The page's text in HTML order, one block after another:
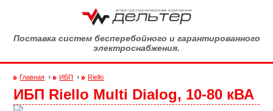
Поставка систем бесперебойного и гарантированного
электроснабжения.
Вы здесь
Главная › ИБП › Riello
ИБП Riello Multi Dialog, 10-80 кВА